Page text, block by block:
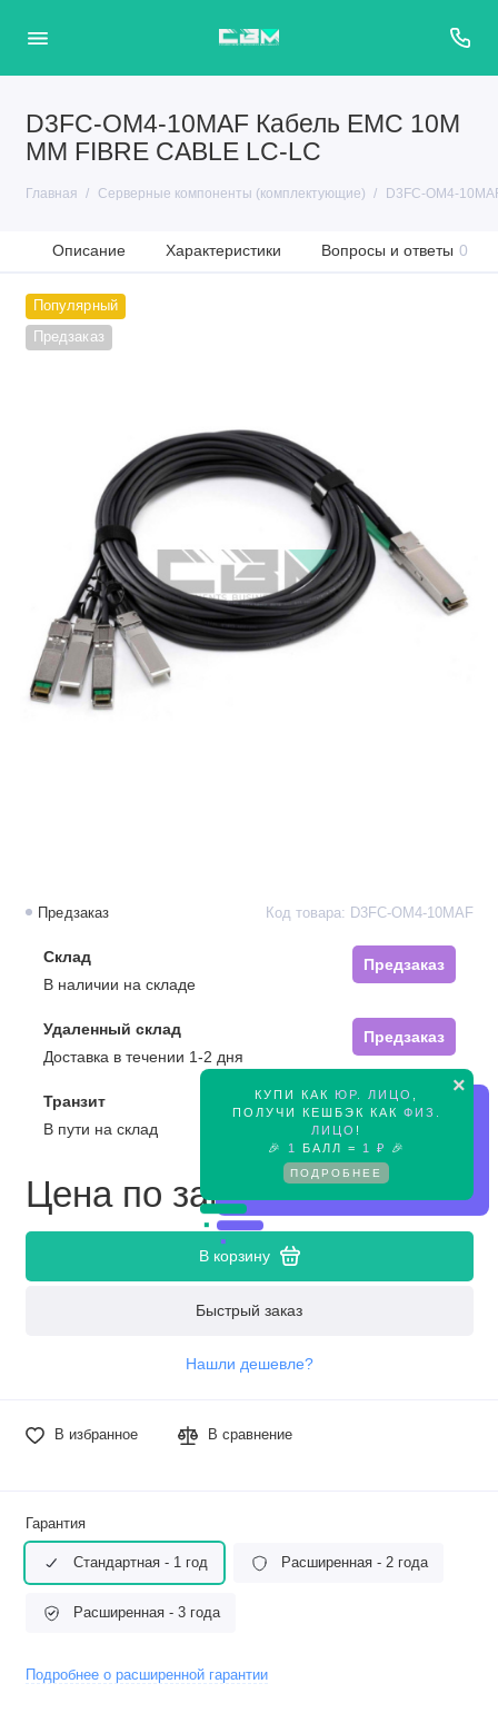
D3FC-OM4-10MAF Кабель EMC 10M
MM FIBRE CABLE LC-LC
Главная Серверные компоненты (комплектующие) D3FC-OM4-
Описание Характеристики Вопросы и ответы 0
Популярный
Предзаказ
×
КУПИ КАК ЮР. ЛИЦО
ПОЛУЧИ КЕШБЭК КАК ФИЗ.
ЛИЦО !
🎉
1 БАЛЛ = 1 ₽ 🎉
ПОДРОБНЕЕ
Предзаказ Код товара: D3FC-OM4-10MAF
Склад
Предзаказ
В наличии на складе
Удаленный склад
Предзаказ
Доставка в течении 1-2 дня
Транзит
Предзаказ
В пути на склад
Цена по запросу
В корзину
Быстрый заказ
Нашли дешевле?
В избранное В сравнение
Гарантия
Стандартная - 1 год Расширенная - 2 года
Расширенная - 3 года
Подробнее о расширенной гарантии